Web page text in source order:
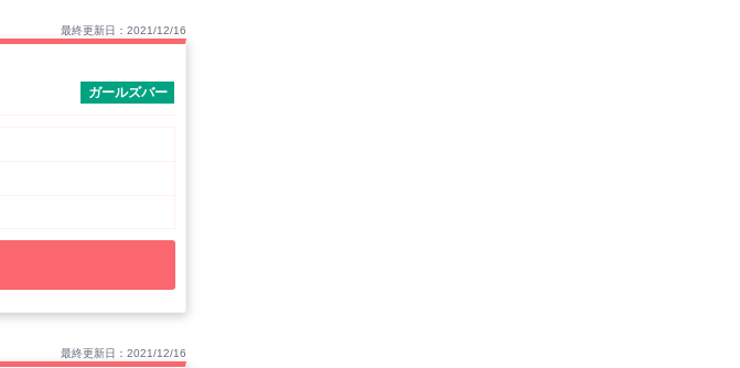
最終更新日：2021/12/16
ガールズバー
最終更新日：2021/12/16